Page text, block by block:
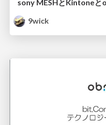
sony MESHとKintoneと
9wick